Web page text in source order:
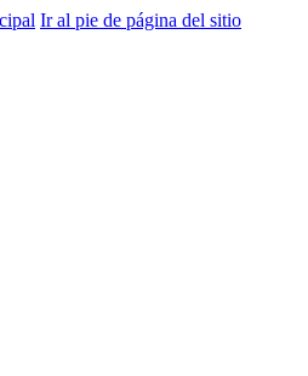
Ir al pie de página del sitio